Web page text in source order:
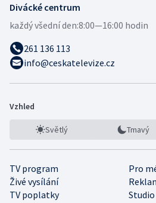
Divácké centrum
každý všední den:8:00—16:00 hodin
261 136 113
info@ceskatelevize.cz
Vzhled
Světlý Tmavý
TV program
Pro
Živé vysílání
TV poplatky